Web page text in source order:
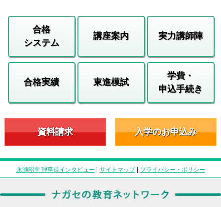
合格
システム
講座案内 実力講師陣
合格実績 東進模試
学費・
申込手続き
資料請求 入学のお申込み
永瀬昭幸 理事長インタビュー | サイトマップ| プライバシー・ポリシー